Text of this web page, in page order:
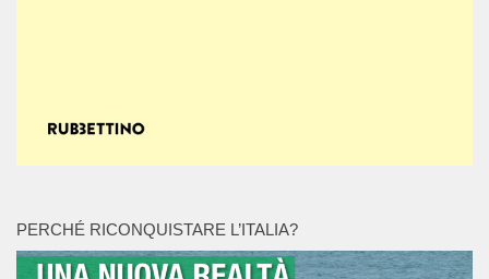
PERCHÉ RICONQUISTARE L’ITALIA?